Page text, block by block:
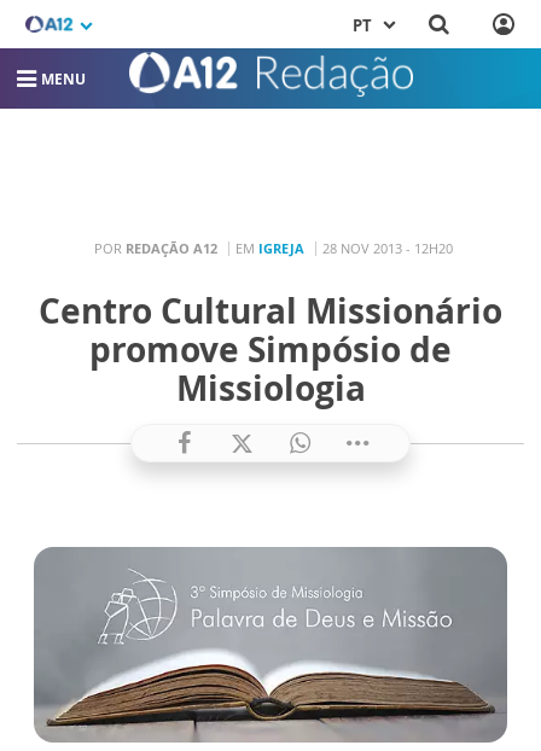
PT
MENU
POR REDAÇÃO A12 EM IGREJA 28 NOV 2013 - 12H20
Centro Cultural Missionário
promove Simpósio de
Missiologia